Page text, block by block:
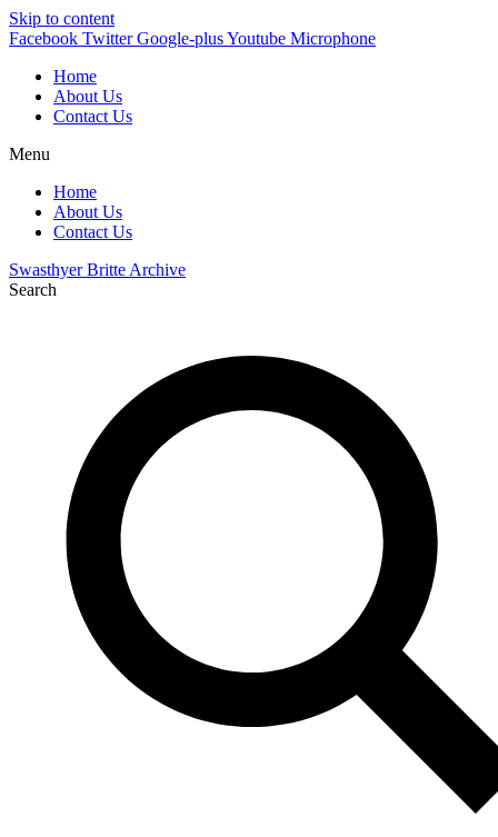
Skip to content
Facebook Twitter Google-plusYoutube Microphone
Home
About Us
Contact Us
Menu
Home
About Us
Contact Us
Swasthyer Britte Archive
Search